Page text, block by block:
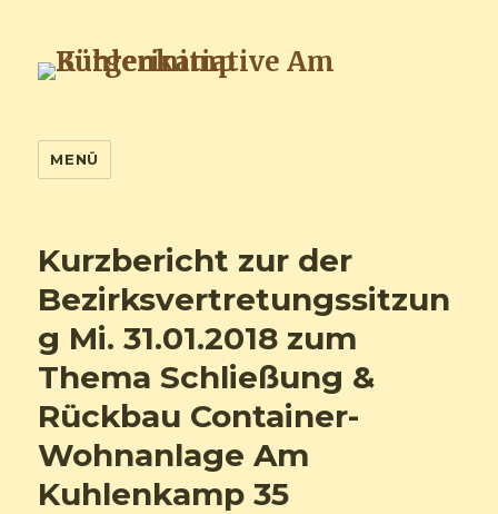
Bürgerinitiative Am Kuhlenkamp
MENÜ
Kurzbericht zur der
Bezirksvertretungssitzun
g Mi. 31.01.2018 zum
Thema Schließung &
Rückbau Container-
Wohnanlage Am
Kuhlenkamp 35